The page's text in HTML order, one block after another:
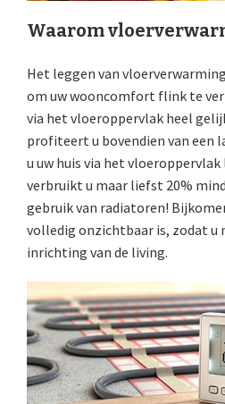
Waarom
Het leggen van
om uw wooncomfort flink te
via het vloeroppervlak heel
profiteert u bovendien van een
u uw huis via het
verbruikt u maar liefst 20%
gebruik van radiatoren!
volledig onzichtbaar is, zodat u
inrichting van de living.